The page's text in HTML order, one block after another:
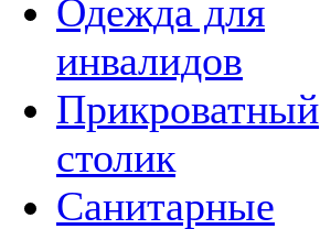
Одежда для
инвалидов
Прикроватный
столик
Санитарные